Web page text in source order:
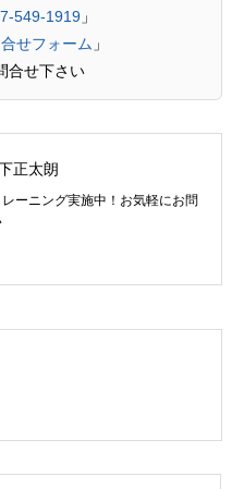
549-1919 」
せフォーム 」
合せ下さい
正太朗
ーニング実施中！お気軽にお問